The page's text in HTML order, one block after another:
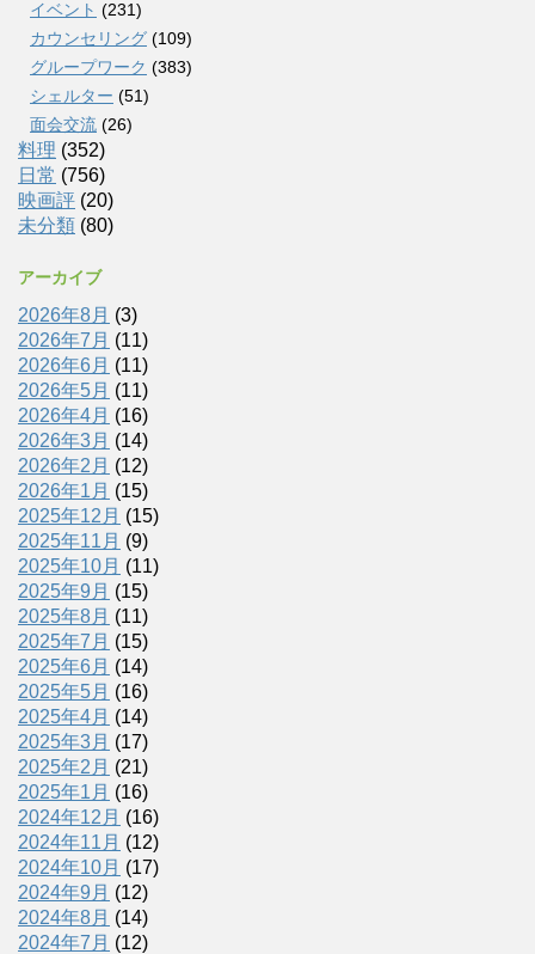
イベント (231)
カウンセリング (109)
グループワーク (383)
シェルター (51)
面会交流 (26)
料理 (352)
日常 (756)
映画評 (20)
未分類 (80)
アーカイブ
2026年8月 (3)
2026年7月 (11)
2026年6月 (11)
2026年5月 (11)
2026年4月 (16)
2026年3月 (14)
2026年2月 (12)
2026年1月 (15)
2025年12月 (15)
2025年11月 (9)
2025年10月 (11)
2025年9月 (15)
2025年8月 (11)
2025年7月 (15)
2025年6月 (14)
2025年5月 (16)
2025年4月 (14)
2025年3月 (17)
2025年2月 (21)
2025年1月 (16)
2024年12月 (16)
2024年11月 (12)
2024年10月 (17)
2024年9月 (12)
2024年8月 (14)
2024年7月 (12)